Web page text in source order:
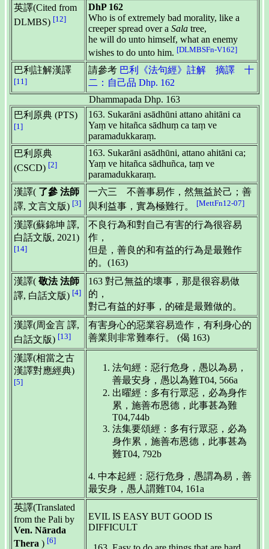
英譯(Cited from
DLMBS) [12]
DhP 162
Who is of extremely bad morality, like a
creeper spread over a Sala tree,
he will do unto himself, what an enemy
wishes to do unto him. [DLMBSFn-V162]
巴利註解漢譯
[11]
請參考 巴利《法句經》註解 摘譯 十
二：自己品 Dhp. 162
Dhammapada Dhp. 163
巴利原典 (PTS)
[1]
163. Sukarāni asādhūni attano ahitāni ca
Yaṃ ve hitañca sādhuṃ ca taṃ ve
paramadukkaraṃ.
巴利原典
(CSCD) [2]
163. Sukarāni asādhūni, attano ahitāni ca;
Yaṃ ve hitañca sādhuñca, taṃ ve
paramadukkaraṃ.
漢譯( 了參 法師
譯, 文言文版) [3]
一六三 不善事易作，然無益於己；善
與利益事，實為極難行。
[MettFn12-07]
漢譯(蘇錦坤 譯,
白話文版, 2021)
[14]
不良行為和對自己有害的行為很容易
作，
但是，善良的和有益的行為是最難作
的。(163)
漢譯( 敬法 法師
譯, 白話文版) [4]
163 對己無益的壞事，那是很容易做
的，
對己有益的好事，的確是最難做的。
漢譯(周金言 譯,
白話文版) [13]
有害身心的惡業容易造作，有利身心的
善業則非常難奉行。 (偈 163)
漢譯(相當之古
漢譯對應經典)
[5]
法句經：惡行危身，愚以為易，
善最安身，愚以為難T04, 566a
出曜經：多有行眾惡，必為身作
累，施善布恩德，此事甚為難
T04,744b
法集要頌經：多有行眾惡，必為
身作累，施善布恩德，此事甚為
難T04, 792b
4. 中本起經：惡行危身，愚謂為易，善
最安身，愚人謂難T04, 161a
英譯(Translated
from the Pali by
Ven. Nārada
Thera ) [6]
EVIL IS EASY BUT GOOD IS
DIFFICULT